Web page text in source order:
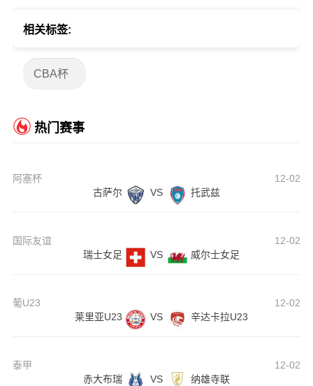
相关标签:
CBA杯
热门赛事
阿塞杯
12-02
古萨尔
VS 托武兹
国际友谊
12-02
瑞士女足
VS 威尔士女足
葡U23
12-02
莱里亚U23
VS 辛达卡拉U23
泰甲
12-02
赤大布瑞
VS 纳雄寺联